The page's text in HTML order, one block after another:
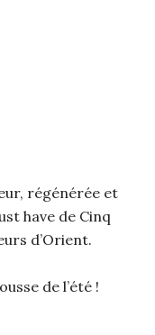
régénérée et
have de Cinq
d’Orient.
de l’été !